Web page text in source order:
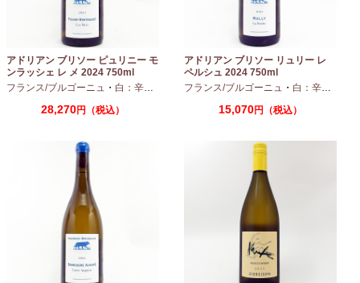
アドリアン ブリソー ピュリニー モ
ンラッシェ レ メ 2024 750ml
フランス/ブルゴーニュ ・ 白：辛口 シャルドネ
28,270円（税込）
アドリアン ブリソー リュリー レ
ペルシュ 2024 750ml
フランス/ブルゴーニュ ・ 白：辛口
15,070円（税込）